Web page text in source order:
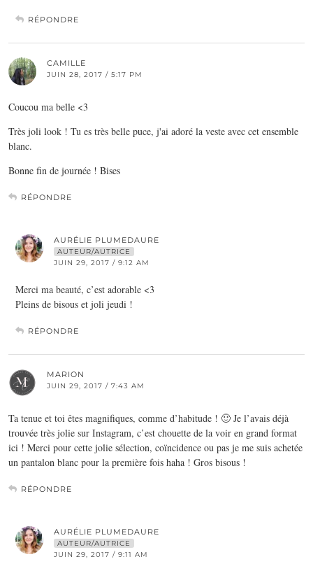
RÉPONDRE
CAMILLE
JUIN 28, 2017 / 5:17 PM
Coucou ma belle <3
Très joli look ! Tu es très belle puce, j'ai adoré la veste avec cet ensemble
blanc.
Bonne fin de journée ! Bises
RÉPONDRE
AURÉLIE PLUMEDAURE
AUTEUR/AUTRICE
JUIN 29, 2017 / 9:12 AM
Merci ma beauté, c’est adorable <3
Pleins de bisous et joli jeudi !
RÉPONDRE
MARION
JUIN 29, 2017 / 7:43 AM
Ta tenue et toi êtes magnifiques, comme d’habitude ! 🙂 Je l’avais déjà
trouvée très jolie sur Instagram, c’est chouette de la voir en grand format
ici ! Merci pour cette jolie sélection, coïncidence ou pas je me suis achetée
un pantalon blanc pour la première fois haha ! Gros bisous !
RÉPONDRE
AURÉLIE PLUMEDAURE
AUTEUR/AUTRICE
JUIN 29, 2017 / 9:11 AM